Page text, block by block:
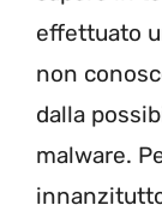
effettuato
non
dalla
malware.